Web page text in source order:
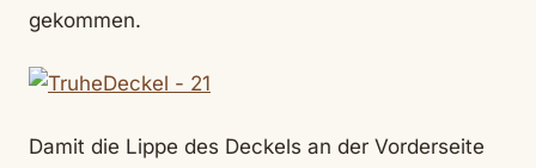
gekommen.
Damit die Lippe des Deckels an der Vorderseite